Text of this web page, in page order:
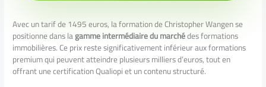
Avec un tarif de 1495 euros, la formation de Christopher Wangen se
positionne dans lagamme intermédiaire du marchédes formations
immobilières. Ce prix reste significativement inférieur aux formations
premium qui peuvent atteindre plusieurs milliers d’euros, tout en
offrant une certification Qualiopi et un contenu structuré.